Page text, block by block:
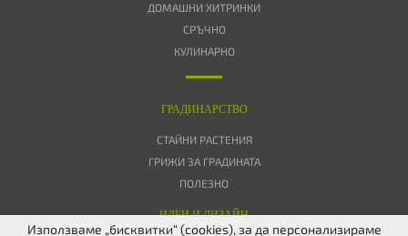
ДОМАШНИ ХИТРИНКИ
СРЪЧНО
КУЛИНАРНО
ГРАДИНАРСТВО
СТАЙНИ РАСТЕНИЯ
ГРИЖИ ЗА ГРАДИНАТА
ПОЛЕЗНО
ИДЕИ И ДИЗАЙН
Използваме „бисквитки“ (cookies), за да персонализираме